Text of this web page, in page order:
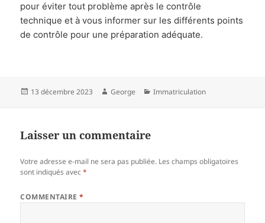
pour éviter tout problème après le contrôle
technique et à vous informer sur les différents points
de contrôle pour une préparation adéquate.
Publié
13 décembre 2023 Auteur
George Catégories
Immatriculation
Laisser un commentaire
Votre adresse e-mail ne sera pas publiée. Les champs obligatoires
sont indiqués avec*
COMMENTAIRE*